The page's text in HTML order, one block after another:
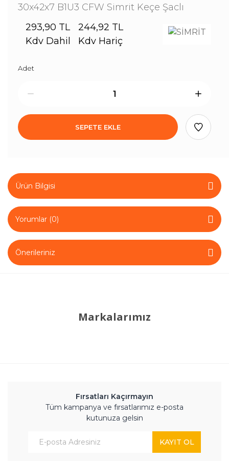
30x42x7 B1U3 CFW Simrit Keçe Şaclı
293,90 TL
Kdv Dahil
244,92 TL
Kdv Hariç
Adet
SEPETE EKLE
Ürün Bilgisi
Yorumlar (0)
Önerileriniz
Markalarımız
Fırsatları Kaçırmayın
Tüm kampanya ve fırsatlarımız e-posta
kutunuza gelsin
KAYIT OL